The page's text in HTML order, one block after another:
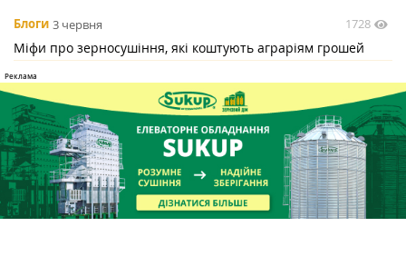
Блоги 3 червня 1728
Міфи про зерносушіння, які коштують аграріям грошей